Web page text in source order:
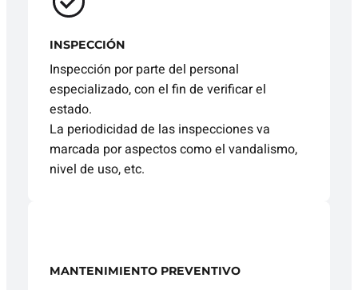
INSPECCIÓN
Inspección por parte del personal
especializado, con el fin de verificar el
estado.
La periodicidad de las inspecciones va
marcada por aspectos como el vandalismo,
nivel de uso, etc.
MANTENIMIENTO PREVENTIVO